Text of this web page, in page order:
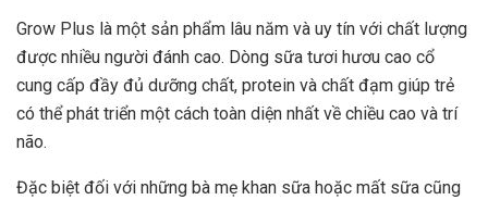
Grow Plus là một sản phẩm lâu năm và uy tín với chất lượng
được nhiều người đánh cao. Dòng sữa tươi hươu cao cổ
cung cấp đầy đủ dưỡng chất, protein và chất đạm giúp trẻ
có thể phát triển một cách toàn diện nhất về chiều cao và trí
não.
Đặc biệt đối với những bà mẹ khan sữa hoặc mất sữa cũng